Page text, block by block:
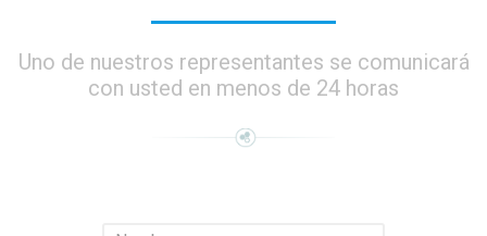
Uno de nuestros representantes se comunicará
con usted en menos de 24 horas